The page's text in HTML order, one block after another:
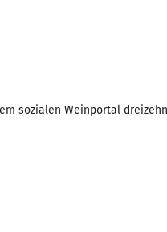
sozialen Weinportal